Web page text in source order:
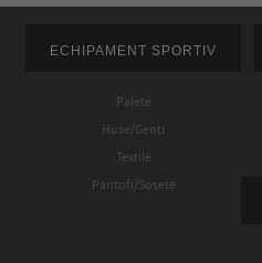
ECHIPAMENT SPORTIV
Palete
Huse/Genti
Textile
Pantofi/Sosete